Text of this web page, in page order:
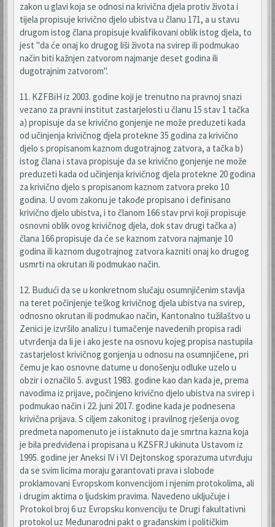
zakon u glavi koja se odnosi na krivična djela protiv života i
tijela propisuje krivično djelo ubistva u članu 171, a u stavu
drugom istog člana propisuje kvalifikovani oblik istog djela, to
jest "da će onaj ko drugog liši života na svirep ili podmukao
način biti kažnjen zatvorom najmanje deset godina ili
dugotrajnim zatvorom".
11. KZFBiH iz 2003. godine koji je trenutno na pravnoj snazi
vezano za pravni institut zastarjelosti u članu 15 stav 1 tačka
a) propisuje da se krivično gonjenje ne može preduzeti kada
od učinjenja krivičnog djela protekne 35 godina za krivično
djelo s propisanom kaznom dugotrajnog zatvora, a tačka b)
istog člana i stava propisuje da se krivično gonjenje ne može
preduzeti kada od učinjenja krivičnog djela protekne 20 godina
za krivično djelo s propisanom kaznom zatvora preko 10
godina. U ovom zakonu je takođe propisano i definisano
krivično djelo ubistva, i to članom 166 stav prvi koji propisuje
osnovni oblik ovog krivičnog djela, dok stav drugi tačka a)
člana 166 propisuje da će se kaznom zatvora najmanje 10
godina ili kaznom dugotrajnog zatvora kazniti onaj ko drugog
usmrti na okrutan ili podmukao način.
12. Budući da se u konkretnom slučaju osumnjičenim stavlja
na teret počinjenje teškog krivičnog djela ubistva na svirep,
odnosno okrutan ili podmukao način, Kantonalno tužilaštvo u
Zenici je izvršilo analizu i tumačenje navedenih propisa radi
utvrđenja da li je i ako jeste na osnovu kojeg propisa nastupila
zastarjelost krivičnog gonjenja u odnosu na osumnjičene, pri
čemu je kao osnovne datume u donošenju odluke uzelo u
obzir i označilo 5. avgust 1983. godine kao dan kada je, prema
navodima iz prijave, počinjeno krivično djelo ubistva na svirep i
podmukao način i 22. juni 2017. godine kada je podnesena
krivična prijava. S ciljem zakonitog i pravilnog rješenja ovog
predmeta napomenuto je i istaknuto da je smrtna kazna koja
je bila predviđena i propisana u KZSFRJ ukinuta Ustavom iz
1995. godine jer Aneksi IV i VI Dejtonskog sporazuma utvrđuju
da se svim licima moraju garantovati prava i slobode
proklamovani Evropskom konvencijom i njenim protokolima, ali
i drugim aktima o ljudskim pravima. Navedeno uključuje i
Protokol broj 6 uz Evropsku konvenciju te Drugi fakultativni
protokol uz Međunarodni pakt o građanskim i političkim